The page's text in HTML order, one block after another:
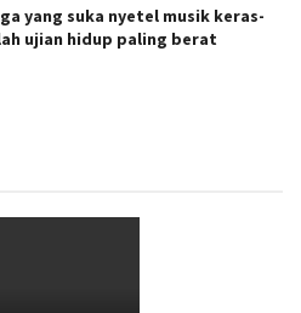
yang suka nyetel musik keras-
ujian hidup paling berat